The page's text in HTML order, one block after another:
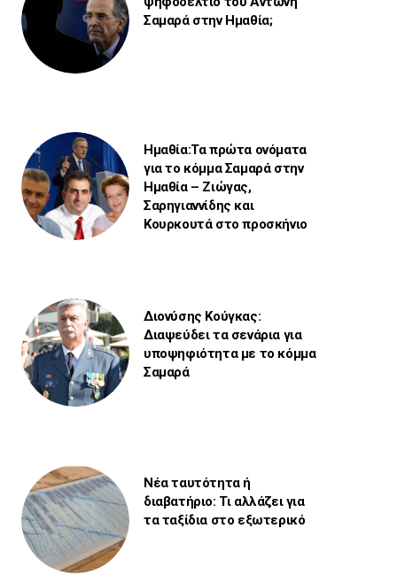
Σαμαρά στην Ημαθία;
Ημαθία:Τα πρώτα ονόματα
για το κόμμα Σαμαρά στην
Ημαθία – Ζιώγας,
Σαρηγιαννίδης και
Κουρκουτά στο προσκήνιο
Διονύσης Κούγκας:
Διαψεύδει τα σενάρια για
υποψηφιότητα με το κόμμα
Σαμαρά
Νέα ταυτότητα ή
διαβατήριο: Τι αλλάζει για
τα ταξίδια στο εξωτερικό